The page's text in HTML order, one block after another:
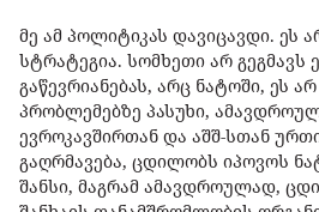
მე ამ პოლიტიკას დავიცავდი. ეს
სტრატეგია. სომხეთი არ გეგმავს
გაწევრიანებას, არც ნატოში, ეს
პრობლემებზე პასუხი,
ევროკავშირთან და აშშ-სთან
გაღრმავება, ცდილობს იპოვოს
შანსი, მაგრამ ამავდროულად,